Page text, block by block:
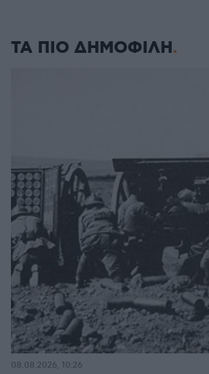
ΤΑ ΠΙΟ ΔΗΜΟΦΙΛΗ
08.08.2026, 10:26